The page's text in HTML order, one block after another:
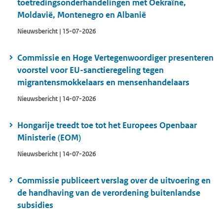
toetredingsonderhandelingen met Oekraïne,
Moldavië, Montenegro en Albanië
Nieuwsbericht | 15-07-2026
Commissie en Hoge Vertegenwoordiger presenteren
voorstel voor EU-sanctieregeling tegen
migrantensmokkelaars en mensenhandelaars
Nieuwsbericht | 14-07-2026
Hongarije treedt toe tot het Europees Openbaar
Ministerie (EOM)
Nieuwsbericht | 14-07-2026
Commissie publiceert verslag over de uitvoering en
de handhaving van de verordening buitenlandse
subsidies